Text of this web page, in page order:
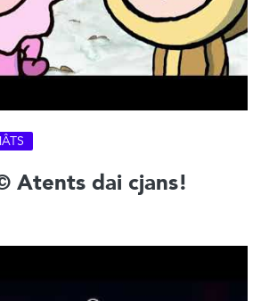
Atents dai cjans!